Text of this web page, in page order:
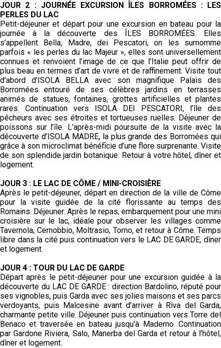
JOUR 2 : JOURNÉE EXCURSION ÎLES BORROMÉES : LES
PERLES DU LAC
Petit-déjeuner et départ pour une excursion en bateau pour la
journée à la découverte des ÎLES BORROMÉES. Elles
s’appellent Bella, Madre, dei Pescatori, on les surnomme
parfois « les perles du lac Majeur », elles sont universellement
connues et renvoient l’image de ce que l’Italie peut offrir de
plus beau en termes d’art de vivre et deraffinement. Visite tout
d’abord d’ISOLA BELLA avec son magnifique Palais des
Borromées entouré de ses célèbres jardins en terrasses
animés de statues, fontaines, grottes artificielles et plantes
rares. Continuation vers ISOLA DEI PESCATORI, l’île des
pêcheurs avec ses étroites et tortueuses ruelles. Déjeuner de
poissons sur l’île. L’après-midi poursuite de la visite avec la
découverte d’ISOLA MADRE, la plusgrande des Borromées qui
grâce à son microclimat bénéficie d’une flore surprenante. Visite
de son splendide jardin botanique. Retour à votre hôtel, dîner et
logement.
JOUR 3 : LE LAC DE CÔME / MINI-CROISIÈRE
Après le petit-déjeuner, départ en direction de la ville de Côme
pour la visite guidée de lacité florissante au temps des
Romains. Déjeuner. Après le repas, embarquement pour une mini
croisière sur le lac, idéale pourobserver les villages comme
Tavernola, Cernobbio, Moltrasio, Torno, et retour à Côme. Temps
libre dans la cité puis continuation vers le LAC DE GARDE, dîner
et logement.
JOUR 4 : TOUR DU LAC DE GARDE
Départ après le petit-déjeuner pour une excursion guidée à la
découverte du LAC DE GARDE :direction Bardolino, réputé pour
ses vignobles, puis Garda avec ses jolies maisons et ses parcs
verdoyants, puis Malcesine avant d’arriver à Riva del Garda,
charmante petite ville. Déjeuner puis continuation vers Torre del
Benaco et traversée en bateau jusqu’à Maderno. Continuation
par Gardone Riviera, Salo, Manerba del Garda et retour à l’hôtel,
dîner et logement.